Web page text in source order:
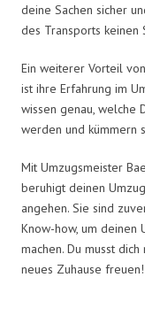
deine Sachen sicher
des Transports keinen
Ein weiterer Vorteil
ist ihre Erfahrung im
wissen genau, welche
werden und kümmern
Mit Umzugsmeister
beruhigt deinen
angehen. Sie sind
Know-how, um deinen
machen. Du musst
neues Zuhause freuen!